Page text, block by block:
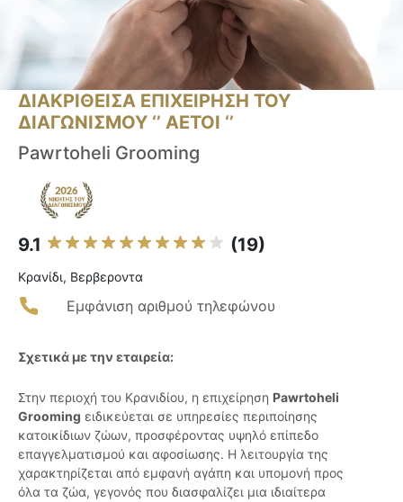
ΔΙΑΚΡΙΘΕΙΣΑ ΕΠΙΧΕΙΡΗΣΗ ΤΟΥ
ΔΙΑΓΩΝΙΣΜΟΥ ‘’ ΑΕΤΟΙ ‘’
Pawrtoheli Grooming
9.1 (19)
Κρανίδι, Βερβεροντα
Εμφάνιση αριθμού τηλεφώνου
Σχετικά με την εταιρεία:
Στην περιοχή του Κρανιδίου, η επιχείρηση Pawrtoheli
Grooming ειδικεύεται σε υπηρεσίες περιποίησης
κατοικίδιων ζώων, προσφέροντας υψηλό επίπεδο
επαγγελματισμού και αφοσίωσης. Η λειτουργία της
χαρακτηρίζεται από εμφανή αγάπη και υπομονή προς
όλα τα ζώα, γεγονός που διασφαλίζει μια ιδιαίτερα